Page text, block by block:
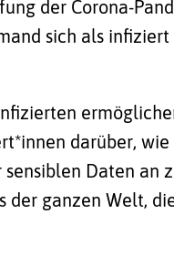
der Corona-
sich als
darüber,
Daten
der ganzen Welt,